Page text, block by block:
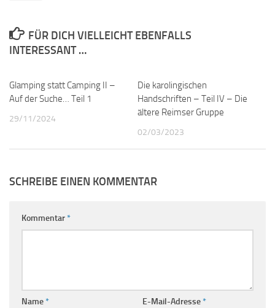
FÜR DICH VIELLEICHT EBENFALLS
INTERESSANT …
Glamping statt Camping II –
Auf der Suche… Teil 1
29/11/2024
Die karolingischen
Handschriften – Teil IV – Die
ältere Reimser Gruppe
02/03/2023
SCHREIBE EINEN KOMMENTAR
Kommentar*
Name* E-Mail-Adresse*